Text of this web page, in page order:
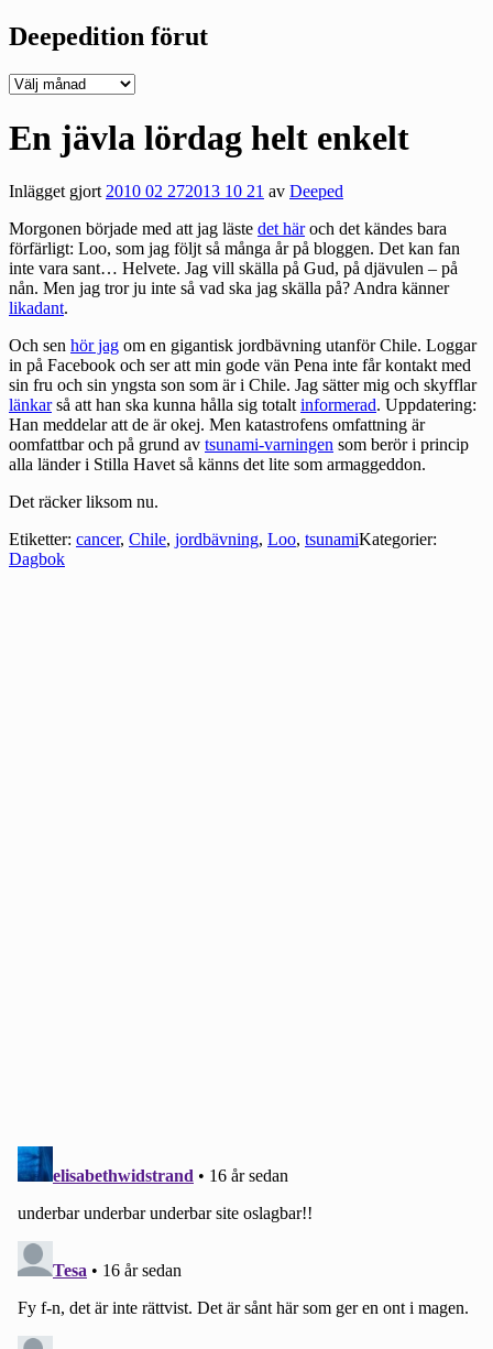
Deepedition förut
Deepedition
En jävla lördag helt enkelt
Inlägget gjort2010 02 272013 10 21 av Deeped
Morgonen började med att jag läste det häroch det kändes bara
förfärligt: Loo, som jag följt så många år på bloggen. Det kan fan
inte vara sant… Helvete. Jag vill skälla på Gud, på djävulen – på
nån. Men jag tror ju inte så vad ska jag skälla på? Andra känner
likadant.
Och sen hör jag om en gigantisk jordbävning utanför Chile. Loggar
in på Facebook och ser att min gode vän Pena inte får kontakt med
sin fru och sin yngsta son som är i Chile. Jag sätter mig och skyfflar
länkarså att han ska kunna hålla sig totaltinformerad. Uppdatering:
Han meddelar att de är okej. Men katastrofens omfattning är
oomfattbar och på grund av tsunami-varningen som berör i princip
alla länder i Stilla Havet så känns det lite som armaggeddon.
Det räcker liksom nu.
Etiketter: cancer, Chile, jordbävning, Loo, tsunamiKategorier:
Dagbok